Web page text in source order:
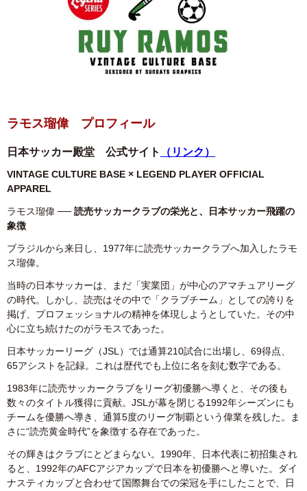
ラモス瑠偉プロフィール
日本サッカー殿堂 公式サイト （リンク）
VINTAGE CULTURE BASE × LEGEND PLAYER OFFICIAL
APPAREL
ラモス瑠偉 ── 読売サッカークラブの栄光と、日本サッカー飛躍の
象徴
ブラジルから来日し、1977年に読売サッカークラブへ加入したラモ
ス瑠偉。
当時の日本サッカーは、まだ「実業団」が中心のアマチュアリーグ
の時代。しかし、読売はその中で「クラブチーム」としての誇りを
掲げ、プロフェッショナルの精神を体現しようとしていた。その中
心に立ち続けたのがラモスであった。
日本サッカーリーグ（JSL）では通算210試合に出場し、69得点、
65アシストを記録。これは歴代でも上位に名を刻む数字である。
1983年に読売サッカークラブをリーグ初優勝へ導くと、その後も
数々のタイトル獲得に貢献。JSLが幕を閉じる1992年シーズンにも
チームを優勝へ導き、通算5度のリーグ制覇という偉業を残した。ま
さに“読売黄金時代”を象徴する存在であった。
その輝きはクラブにとどまらない。1990年、日本代表に初招集され
ると、1992年のAFCアジアカップで日本を初優勝へと導いた。ダイ
ナスティカップと合わせて国際舞台での栄冠を手にしたことで、日